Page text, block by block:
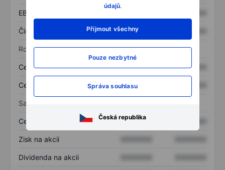
údajů.
Přijmout všechny
Pouze nezbytné
Správa souhlasu
Česká republika
EBITDA
Čistý příjem XXXXXXX
Rozvaha
Celková aktiva XXXXXXX XXXXXXX
Celkový dluh XXXXXXX
Sazby
Cena/tržby XXXXXXX
Zisk na akcii
Dividenda na akcii